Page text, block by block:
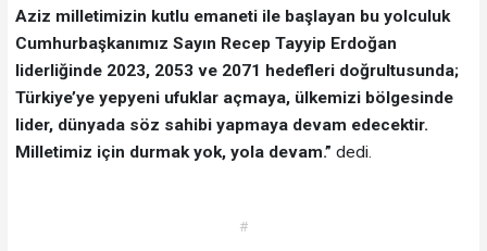
Aziz milletimizin kutlu emaneti ile başlayan bu yolculuk
Cumhurbaşkanımız Sayın Recep Tayyip Erdoğan
liderliğinde 2023, 2053 ve 2071 hedefleri doğrultusunda;
Türkiye’ye yepyeni ufuklar açmaya, ülkemizi bölgesinde
lider, dünyada söz sahibi yapmaya devam edecektir.
Milletimiz için durmak yok, yola devam.” dedi.
#